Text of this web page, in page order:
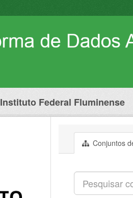
Instituto Federal Fluminense
Conjuntos